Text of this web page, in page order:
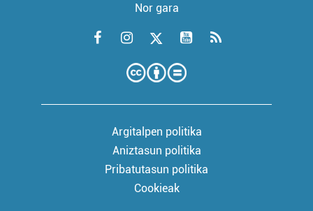
Nor gara
Argitalpen politika
Aniztasun politika
Pribatutasun politika
Cookieak